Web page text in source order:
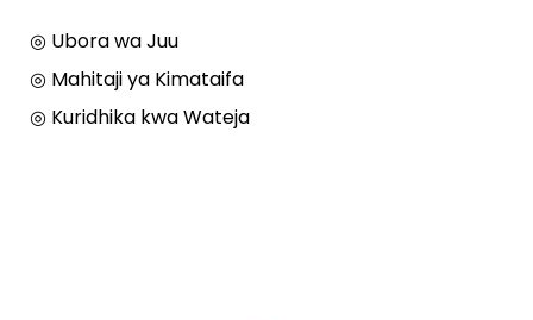
◎ Ubora wa Juu
◎ Mahitaji ya Kimataifa
◎ Kuridhika kwa Wateja